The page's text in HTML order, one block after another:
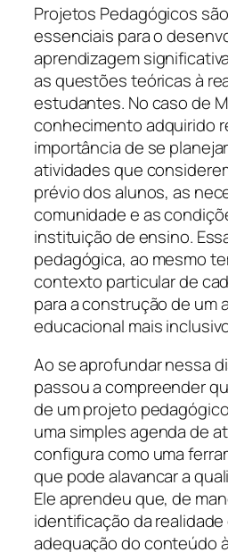
Projetos Pedagógicos
essenciais para o
aprendizagem
as questões teóricas à
estudantes. No caso de
conhecimento adquirido
importância de se
atividades que
prévio dos alunos, as
comunidade e as
instituição de ensino.
pedagógica, ao mesmo
contexto particular de
para a construção de um
educacional mais
Ao se aprofundar nessa
passou a compreender
de um projeto
uma simples agenda de
configura como uma
que pode alavancar a
Ele aprendeu que, de
identificação da
adequação do conteúdo